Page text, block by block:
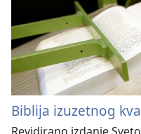
Biblija izuzetnog